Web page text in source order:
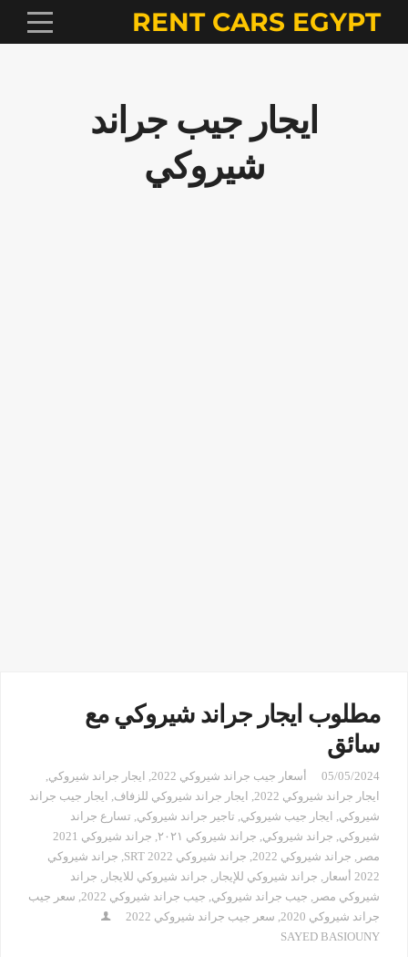
RENT CARS EGYPT
ايجار جيب جراند
شيروكي
مطلوب ايجار جراند شيروكي مع
سائق
05/05/2024 أسعار جيب جراند شيروكي 2022 , ايجار جراند شيروكي,
ايجار جراند شيروكي 2022
, ايجار جراند شيروكي للزفاف, ايجار جيب جراند
شيروكي, ايجار جيب شيروكي, تاجير جراند شيروكي, تسارع جراند
شيروكي, جراند شيروكي, جراند شيروكي ٢٠٢١ ,
جراند شيروكي 2021
مصر , جراند شيروكي 2022 , جراند شيروكي 2022 SRT , جراند شيروكي
2022 أسعار
, جراند شيروكي للإيجار , جراند شيروكي للايجار , جراند
شيروكي مصر , جيب جراند شيروكي, جيب جراند شيروكي 2022 , سعر جيب
جراند شيروكي 2020
, سعر جيب جراند شيروكي 2022
SAYED BASIOUNY